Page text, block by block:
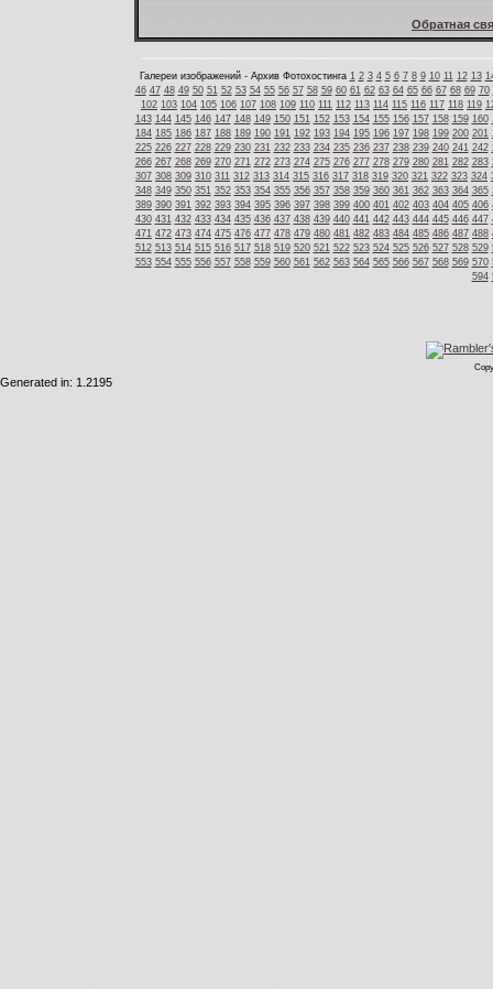
Обратная
Галереи изображений - Архив Фотохостинга 1 2 3 4 5 6 7 8 9 10 11 12 13
46 47 48 49 50 51 52 53 54 55 56 57 58 59 60 61 62 63 64 65 66 67 68 69 70
102 103 104 105 106 107 108 109 110 111 112 113 114 115 116 117 118 119
143 144 145 146 147 148 149 150 151 152 153 154 155 156 157 158 159 160
184 185 186 187 188 189 190 191 192 193 194 195 196 197 198 199 200 201
225 226 227 228 229 230 231 232 233 234 235 236 237 238 239 240 241 242
266 267 268 269 270 271 272 273 274 275 276 277 278 279 280 281 282 283
307 308 309 310 311 312 313 314 315 316 317 318 319 320 321 322 323 324
348 349 350 351 352 353 354 355 356 357 358 359 360 361 362 363 364 365
389 390 391 392 393 394 395 396 397 398 399 400 401 402 403 404 405 406
430 431 432 433 434 435 436 437 438 439 440 441 442 443 444 445 446 447
471 472 473 474 475 476 477 478 479 480 481 482 483 484 485 486 487 488
512 513 514 515 516 517 518 519 520 521 522 523 524 525 526 527 528 529
553 554 555 556 557 558 559 560 561 562 563 564 565 566 567 568 569 570
594
Generated in: 1.2195